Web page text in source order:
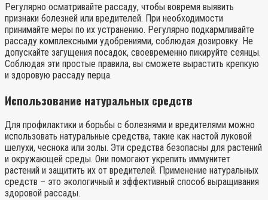
Регулярно осматривайте рассаду, чтобы вовремя выявить
признаки болезней или вредителей. При необходимости
принимайте меры по их устранению. Регулярно подкармливайте
рассаду комплексными удобрениями, соблюдая дозировку. Не
допускайте загущения посадок, своевременно пикируйте сеянцы.
Соблюдая эти простые правила, вы сможете вырастить крепкую
и здоровую рассаду перца.
Использование натуральных средств
Для профилактики и борьбы с болезнями и вредителями можно
использовать натуральные средства, такие как настой луковой
шелухи, чеснока или золы. Эти средства безопасны для растений
и окружающей среды. Они помогают укрепить иммунитет
растений и защитить их от вредителей. Применение натуральных
средств – это экологичный и эффективный способ выращивания
здоровой рассады.